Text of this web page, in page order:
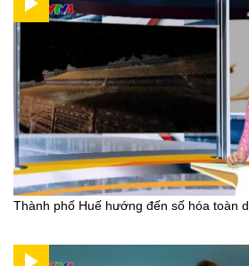
Thành phố Huế hướng đến số hóa toàn